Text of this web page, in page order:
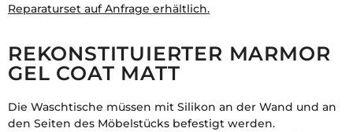
Reparaturset auf Anfrage erhältlich.
REKONSTITUIERTER MARMOR
GEL COAT MATT
Die Waschtische müssen mit Silikon an der Wand und an
den Seiten des Möbelstücks befestigt werden.